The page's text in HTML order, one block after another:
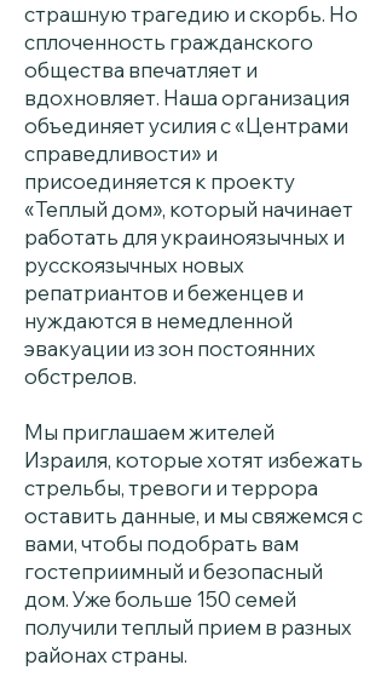
страшную трагедию и скорбь. Но
сплоченность гражданского
общества впечатляет и
вдохновляет. Наша организация
объединяет усилия с «Центрами
справедливости» и
присоединяется к проекту
«Теплый дом», который начинает
работать для украиноязычных и
русскоязычных новых
репатриантов и беженцев и
нуждаются в немедленной
эвакуации из зон постоянних
обстрелов.
Мы приглашаем жителей
Израиля, которые хотят избежать
стрельбы, тревоги и террора
оставить данные, и мы свяжемся с
вами, чтобы подобрать вам
гостеприимный и безопасный
дом. Уже больше 150 семей
получили теплый прием в разных
районах страны.